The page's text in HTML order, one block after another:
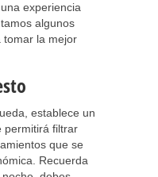
experiencia
algunos
tomar la mejor
establece un
permitirá filtrar
que se
Recuerda